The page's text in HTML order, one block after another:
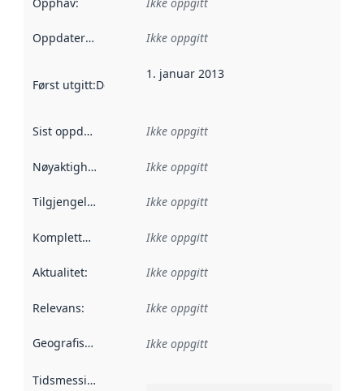
Oppdateringsfrekvens :
Ikke oppgitt
Først utgitt:Denne datoen sier når dataene i dette
1. januar 2013
Sist oppdatert Ikke oppgitt
Nøyaktighet Ikke oppgitt
Tilgjengelighet Ikke oppgitt
Kompletthet Ikke oppgitt
Aktualitet: Ikke oppgitt
Relevans: Ikke oppgitt
Geografisk avgrensning :
Ikke oppgitt
Tidsmessig avgrensning